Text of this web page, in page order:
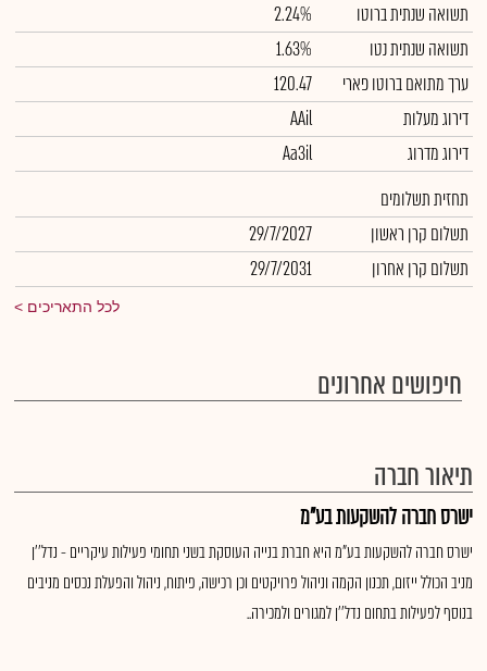
תשואה שנתית ברוטו
2.24%
תשואה שנתית נטו
1.63%
ערך מתואם ברוטו פארי
120.47
דירוג מעלות
AAil
דירוג מדרוג
Aa3il
תחזית תשלומים
תשלום קרן ראשון
29/7/2027
תשלום קרן אחרון
29/7/2031
לכל התאריכים
חיפושים אחרונים
תיאור חברה
ישרס חברה להשקעות בע"מ
ישרס חברה להשקעות בע"מ היא חברת בנייה העוסקת בשני תחומי פעילות עיקריים - נדל''ן
מניב הכולל ייזום, תכנון הקמה וניהול פרויקטים וכן רכישה, פיתוח, ניהול והפעלת נכסים מניבים
בנוסף לפעילות בתחום נדל''ן למגורים ולמכירה..